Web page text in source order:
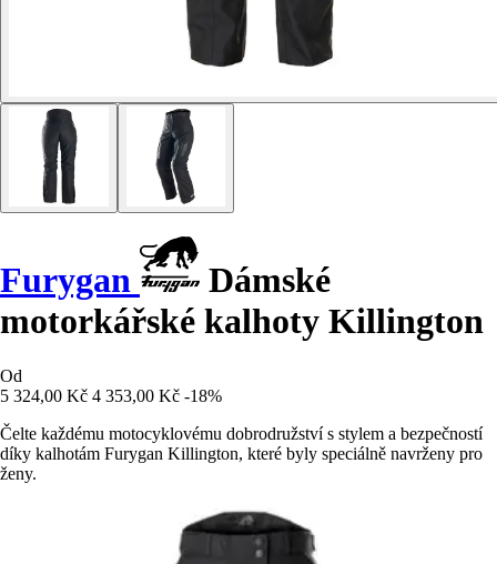
Furygan
Dámské
motorkářské kalhoty Killington
Od
5 324,00 Kč 4 353,00 Kč -18%
Čelte každému motocyklovému dobrodružství s stylem a bezpečností
díky kalhotám Furygan Killington, které byly speciálně navrženy pro
ženy.